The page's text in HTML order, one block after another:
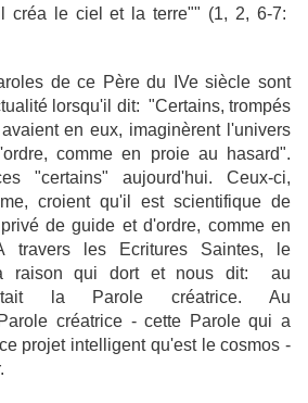
créa le ciel et la terre"" (1, 2, 6-7:
de ce Père du IVe siècle sont
lorsqu'il dit: "Certains, trompés
en eux, imaginèrent l'univers
comme en proie au hasard".
"certains" aujourd'hui. Ceux-ci,
croient qu'il est scientifique de
de guide et d'ordre, comme en
travers les Ecritures Saintes, le
raison qui dort et nous dit: au
était la Parole créatrice. Au
créatrice - cette Parole qui a
projet intelligent qu'est le cosmos -